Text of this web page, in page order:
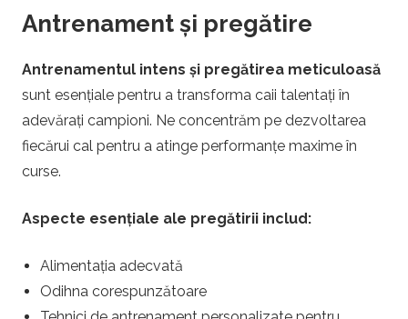
Antrenament și pregătire
Antrenamentul intens și pregătirea meticuloasă
sunt esențiale pentru a transforma caii talentați în
adevărați campioni. Ne concentrăm pe dezvoltarea
fiecărui cal pentru a atinge performanțe maxime în
curse.
Aspecte esențiale ale pregătirii includ:
Alimentația adecvată
Odihna corespunzătoare